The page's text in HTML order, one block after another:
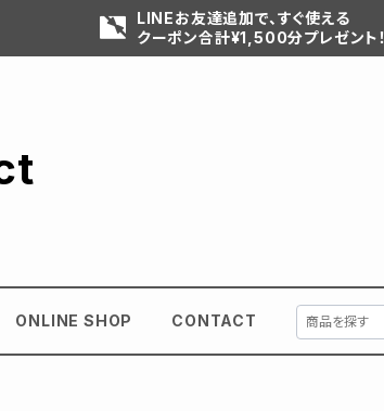
LINEお友達追加で、すぐ使える
クーポン合計¥1,500分プレゼント！
ONLINE SHOP CONTACT